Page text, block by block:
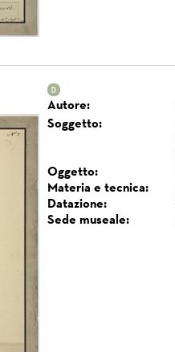
Autore:
Soggetto:
Oggetto:
Materia e tecnica:
Datazione:
Sede museale: